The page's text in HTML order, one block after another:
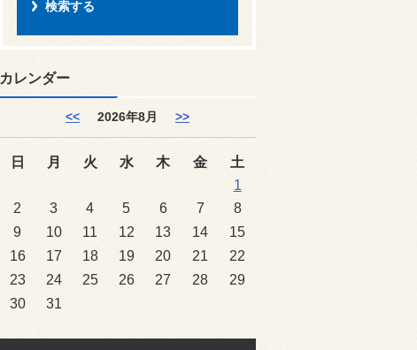
カレンダー
<< 2026年8月 >>
日 月 火 水 木 金
土
1
2
3 4 5 6 7
8
9
10 11 12 13 14
15
16
17 18 19 20 21
22
23
24 25 26 27 28
29
30
31